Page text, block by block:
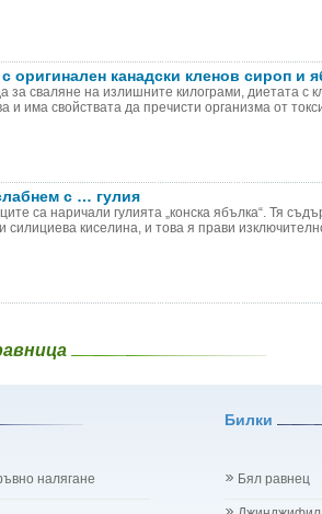
оригинален канадски кленов сироп и
за сваляне на излишните килограми, диетата с
и има свойствата да пречисти организма от
с … гулия
са наричали гулията „конска ябълка“. Тя
силициева киселина, и това я прави
Билки
налягане Бял равнец